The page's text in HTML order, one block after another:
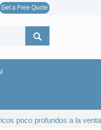
Get a Free Quote
poco profundos a la venta